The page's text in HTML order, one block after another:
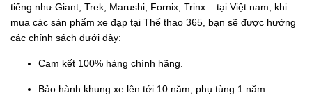
tiếng như Giant, Trek, Marushi, Fornix, Trinx... tại Việt nam, khi
mua các sản phẩm xe đạp tại Thể thao 365, bạn sẽ được hưởng
các chính sách dưới đây:
Cam kết 100% hàng chính hãng.
Bảo hành khung xe lên tới 10 năm, phụ tùng 1 năm